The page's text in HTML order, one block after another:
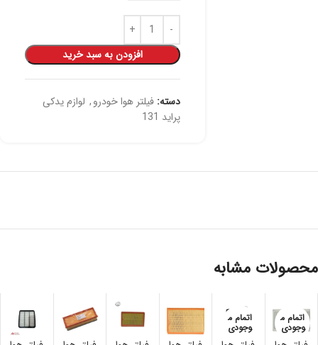
افزودن به سبد خرید
دسته: فیلتر هوا خودرو, لوازم یدکی
پراید 131
محصولات مشابه
اتمام م
وجودی
اتمام م
وجودی